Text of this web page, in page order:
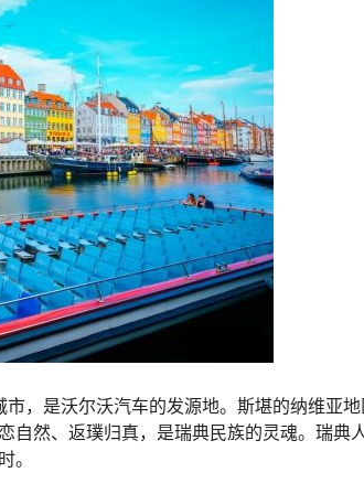
，是沃尔沃汽车的发源地。斯堪的纳维亚
自然、返璞归真，是瑞典民族的灵魂。瑞典
。